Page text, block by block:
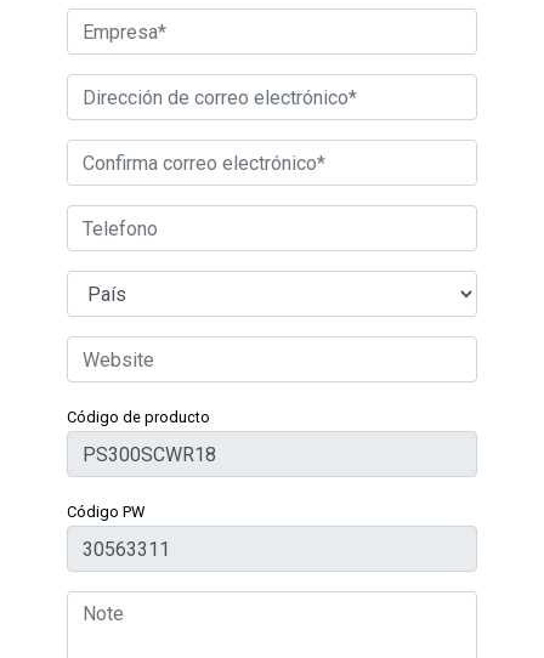
Código de producto
Código PW